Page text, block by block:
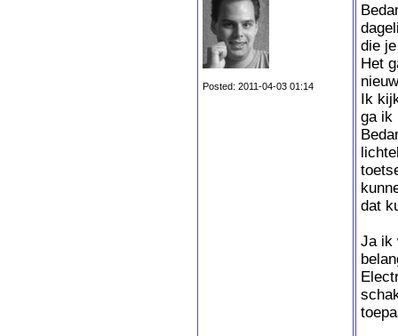
Posted: 2011-04-03 01:14
die
Het
Ik
ga ik
dat
Ja ik